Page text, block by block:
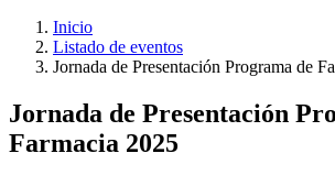
Inicio
Listado de eventos
Jornada de Presentación Programa de
Jornada de Presentación
Farmacia 2025